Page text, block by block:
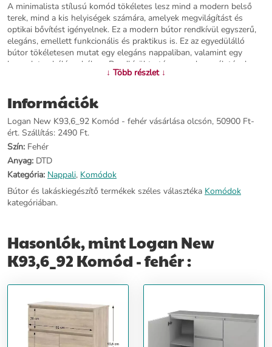
A minimalista stílusú komód tökéletes lesz mind a modern belső
terek, mind a kis helyiségek számára, amelyek megvilágítást és
optikai bővítést igényelnek. Ez a modern bútor rendkívül egyszerű,
elegáns, emellett funkcionális és praktikus is. Ez az egyedülálló
bútor tökéletesen mutat egy elegáns nappaliban, valamint egy
hangulatos hálószobában. Rendkívül tartós anyaghasználatának
köszönhetően hosszú éveken keresztül lesz otthonunk egyik
fiókos - Anyaga: DTD laminált - Színe: fehér - Mérete: 92 x 40 x
93,6 cm
További információ>>
↓ Több részlet ↓
Információk
Logan New K93,6_92 Komód - fehér vásárlása olcsón, 50900 Ft-
ért. Szállítás: 2490 Ft.
Szín: Fehér
Anyag: DTD
Kategória: Nappali, Komódok
Bútor és lakáskiegészítő termékek széles választéka Komódok
kategóriában.
Hasonlók, mint Logan New
K93,6_92 Komód - fehér :